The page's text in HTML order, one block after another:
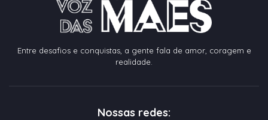
Entre desafios e conquistas, a gente fala de amor, coragem e
realidade.
Nossas redes: